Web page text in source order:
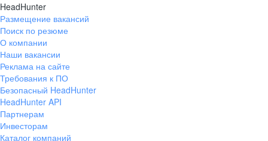
HeadHunter
Размещение вакансий
Поиск по резюме
О компании
Наши вакансии
Реклама на сайте
Требования к ПО
Безопасный HeadHunter
HeadHunter API
Партнерам
Инвесторам
Каталог компаний